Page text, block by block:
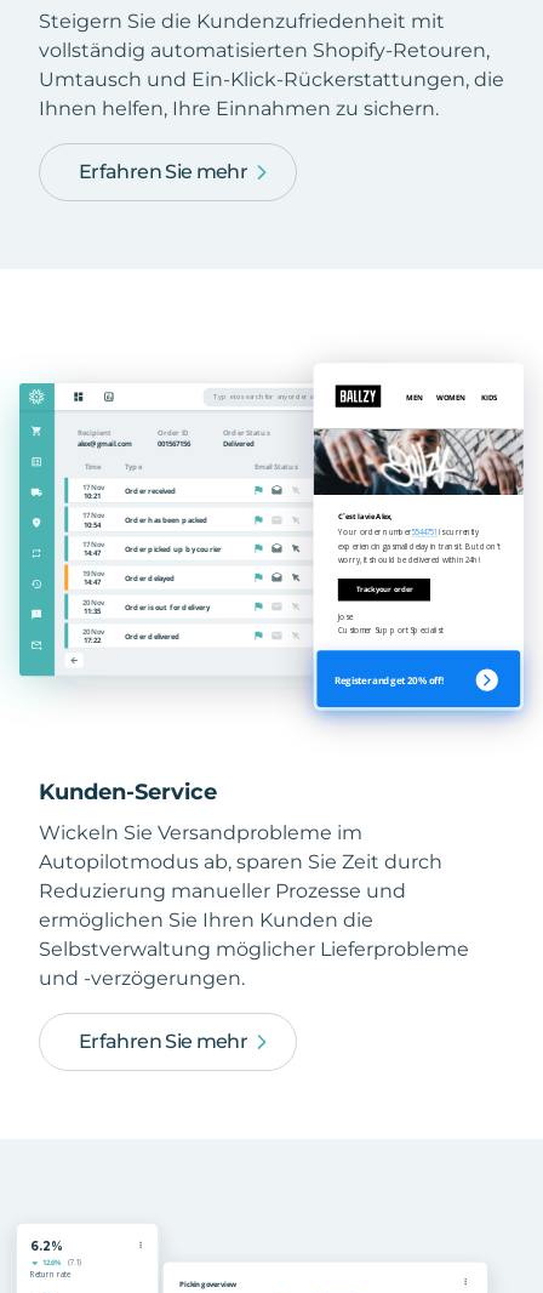
Steigern Sie die Kundenzufriedenheit mit
vollständig automatisierten Shopify-Retouren,
Umtausch und Ein-Klick-Rückerstattungen, die
Ihnen helfen, Ihre Einnahmen zu sichern.
Erfahren Sie mehr
Kunden-Service
Wickeln Sie Versandprobleme im
Autopilotmodus ab, sparen Sie Zeit durch
Reduzierung manueller Prozesse und
ermöglichen Sie Ihren Kunden die
Selbstverwaltung möglicher Lieferprobleme
und -verzögerungen.
Erfahren Sie mehr